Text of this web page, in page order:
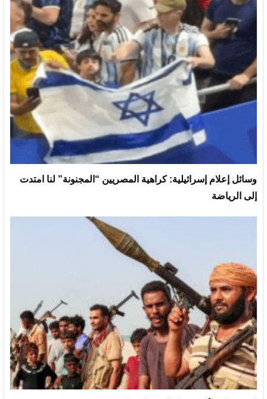
وسائل إعلام إسرائيلية: كراهية المصريين “المجنونة” لنا امتدت
إلى الرياضة